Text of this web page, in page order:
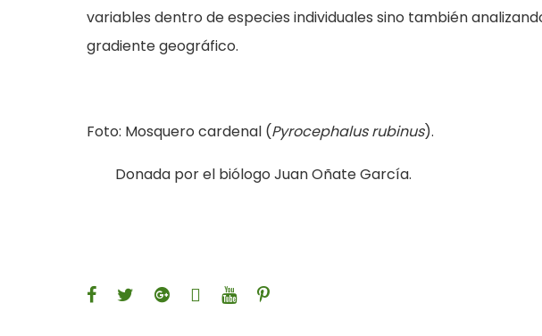
variables dentro de especies individuales sino también
gradiente geográfico.
Foto: Mosquero cardenal (Pyrocephalus rubinus).
Donada por el biólogo Juan Oñate García.